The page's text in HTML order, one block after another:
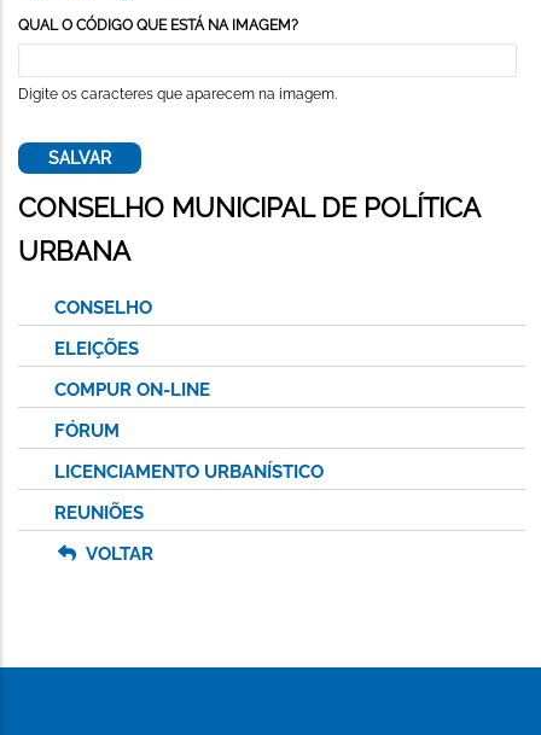
QUAL O CÓDIGO QUE ESTÁ NA IMAGEM?
Digite os caracteres que aparecem na imagem.
CONSELHO MUNICIPAL DE POLÍTICA
URBANA
CONSELHO
ELEIÇÕES
COMPUR ON-LINE
FÓRUM
LICENCIAMENTO URBANÍSTICO
REUNIÕES
VOLTAR